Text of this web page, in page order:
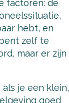
factoren: de
hebt, en
zelf te
maar er zijn
je een klein,
goed